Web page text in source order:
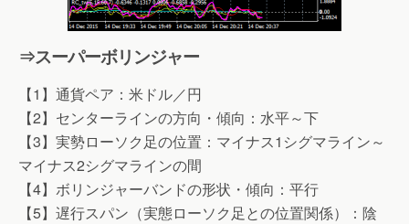
⇒スーパーボリンジャー
【1】通貨ペア：米ドル／円
【2】センターラインの方向・傾向：水平～下
【3】実勢ローソク足の位置：マイナス1シグマライン～
マイナス2シグマラインの間
【4】ボリンジャーバンドの形状・傾向：平行
【5】遅行スパン（実態ローソク足との位置関係）：陰